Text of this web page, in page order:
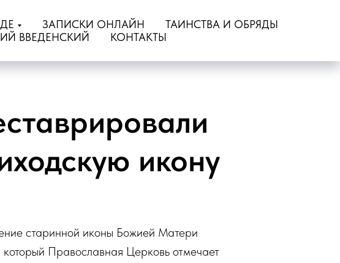
ЗАПИСКИ ОНЛАЙН
ТАИНСТВА И ОБРЯДЫ
ВВЕДЕНСКИЙ КОНТАКТЫ
икону
старинной иконы Божией Матери
Православная Церковь отмечает